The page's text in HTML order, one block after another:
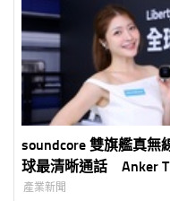
soundcore 雙旗艦真
球最清晰通話 Anker
產業新聞